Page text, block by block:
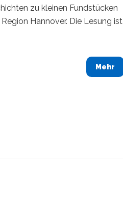
zu kleinen Fundstücken
Hannover. Die Lesung ist
Mehr